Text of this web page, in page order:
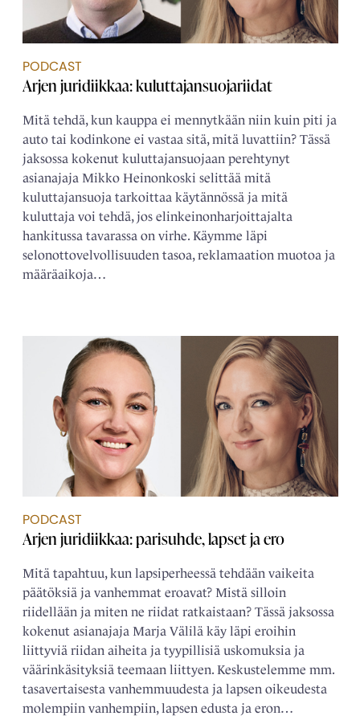
PODCAST
Arjen juridiikkaa: kuluttajansuojariidat
Mitä tehdä, kun kauppa ei mennytkään niin kuin piti ja
auto tai kodinkone ei vastaa sitä, mitä luvattiin? Tässä
jaksossa kokenut kuluttajansuojaan perehtynyt
asianajaja Mikko Heinonkoski selittää mitä
kuluttajansuoja tarkoittaa käytännössä ja mitä
kuluttaja voi tehdä, jos elinkeinonharjoittajalta
hankitussa tavarassa on virhe. Käymme läpi
selonottovelvollisuuden tasoa, reklamaation muotoa ja
määräaikoja…
PODCAST
Arjen juridiikkaa: parisuhde, lapset ja ero
Mitä tapahtuu, kun lapsiperheessä tehdään vaikeita
päätöksiä ja vanhemmat eroavat? Mistä silloin
riidellään ja miten ne riidat ratkaistaan? Tässä jaksossa
kokenut asianajaja Marja Välilä käy läpi eroihin
liittyviä riidan aiheita ja tyypillisiä uskomuksia ja
väärinkäsityksiä teemaan liittyen. Keskustelemme mm.
tasavertaisesta vanhemmuudesta ja lapsen oikeudesta
molempiin vanhempiin, lapsen edusta ja eron…